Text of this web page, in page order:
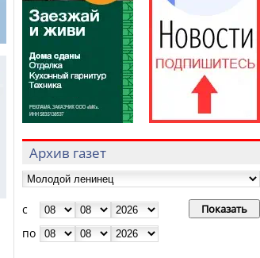
Архив газет
с
по